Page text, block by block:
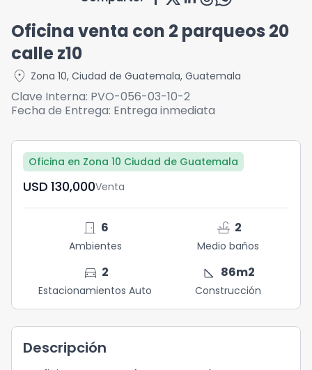
Oficina venta con 2 parqueos 20
calle z10
location_on Zona 10, Ciudad de Guatemala, Guatemala
Clave Interna: PVO-056-03-10-2
Fecha de Entrega: Entrega inmediata
Oficina en Zona 10 Ciudad de Guatemala
USD	130,000Venta
door_front 6
Ambientes
faucet 2
Medio baños
directions_car 2
Estacionamientos Auto
square_foot 86m2
Construcción
Descripción